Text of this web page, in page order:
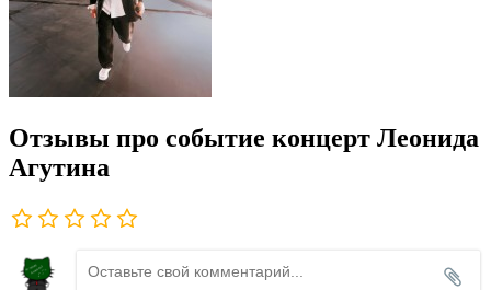
Отзывы про событие концерт Леонида
Агутина